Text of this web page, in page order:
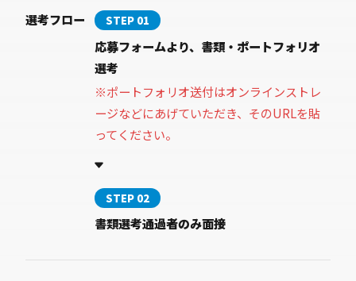
選考フロー STEP 01
応募フォームより、書類・ポートフォリオ
選考
※ポートフォリオ送付はオンラインストレ
ージなどにあげていただき、そのURLを貼
ってください。
STEP 02
書類選考通過者のみ面接